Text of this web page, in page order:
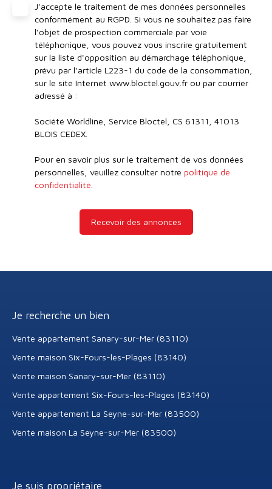
J'accepte le traitement de mes données personnelles
conformément au RGPD. Si vous ne souhaitez pas faire
l'objet de prospection commerciale par voie
téléphonique, vous pouvez vous inscrire gratuitement
sur la liste d'opposition au démarchage téléphonique,
prévu par l'article L223-1 du code de la consommation,
sur le site Internet www.bloctel.gouv.fr ou par courrier
adressé à :
Société Worldline, Service Bloctel, CS 61311, 41013
BLOIS CEDEX.
Pour en savoir plus sur le traitement de vos données
personnelles, veuillez consulter notre politique de
confidentialité
Recevoir des annonces
Je recherche un bien
Vente appartement Sanary-sur-Mer (83110)
Vente maison Six-Fours-les-Plages (83140)
Vente maison Sanary-sur-Mer (83110)
Vente appartement Six-Fours-les-Plages (83140)
Vente appartement La Seyne-sur-Mer (83500)
Vente maison La Seyne-sur-Mer (83500)
Je suis propriétaire